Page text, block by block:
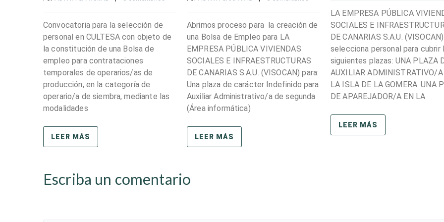
Convocatoria para la selección de
personal en CULTESA con objeto de
la constitución de una Bolsa de
empleo para contrataciones
temporales de operarios/as de
producción, en la categoría de
operario/a de siembra, mediante las
modalidades
LEER MÁS
Abrimos proceso para la creación de
una Bolsa de Empleo para LA
EMPRESA PÚBLICA VIVIENDAS
SOCIALES E INFRAESTRUCTURAS
DE CANARIAS S.A.U. (VISOCAN) para:
Una plaza de carácter Indefinido para
Auxiliar Administrativo/a de segunda
(Área informática)
LEER MÁS
LA EMPRESA PÚBLICA
SOCIALES E
DE CANARIAS S.A.U. (VISOCAN)
selecciona personal para cubrir
siguientes plazas: UNA PLAZA
AUXILIAR ADMINISTRATIVO/A
LA ISLA DE LA GOMERA. UNA
DE APAREJADOR/A EN LA
LEER MÁS
Escriba un comentario